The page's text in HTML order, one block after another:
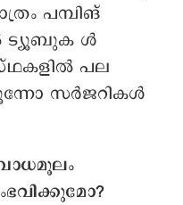
പമ്പിങ്
ട്യൂബുക ൾ
പല
സർജറികൾ